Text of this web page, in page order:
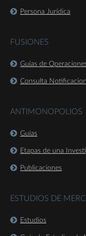
Persona Jurídica
FUSIONES
Guías de
Consulta
ANTIMONOPOLIOS
Guías
Etapas de una
Publicaciones
ESTUDIOS DE
Estudios